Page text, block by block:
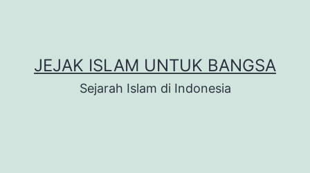
JEJAK ISLAM UNTUK BANGSA
Sejarah Islam di Indonesia